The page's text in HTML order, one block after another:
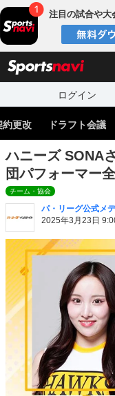
注目の試合や大
ログイン
約更改 ドラフト会議
ハニーズ SONA
団パフォーマー
チーム・協会
パ・リーグ公式メ
2025年3月23日